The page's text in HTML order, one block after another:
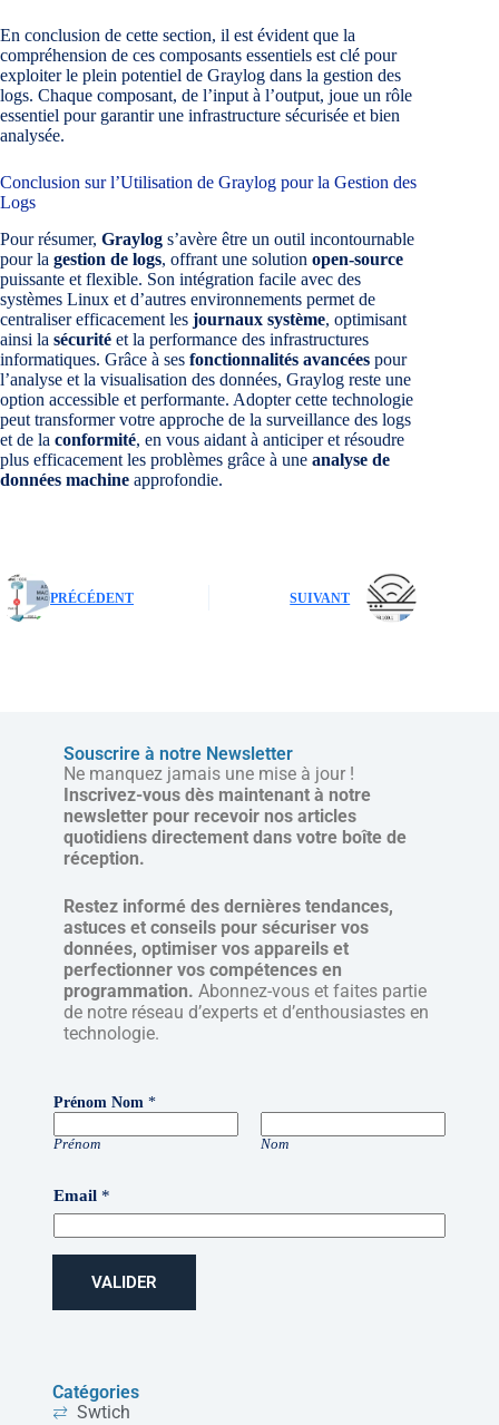
En conclusion de cette section, il est évident que la
compréhension de ces composants essentiels est clé pour
exploiter le plein potentiel de Graylog dans la gestion des
logs. Chaque composant, de l’input à l’output, joue un rôle
essentiel pour garantir une infrastructure sécurisée et bien
analysée.
Conclusion sur l’Utilisation de Graylog pour la Gestion des
Logs
Pour résumer, Graylog s’avère être un outil incontournable
pour la gestion de logs, offrant une solution open-source
puissante et flexible. Son intégration facile avec des
systèmes Linux et d’autres environnements permet de
centraliser efficacement les journaux système, optimisant
ainsi la sécurité et la performance des infrastructures
informatiques. Grâce à ses fonctionnalités avancées pour
l’analyse et la visualisation des données, Graylog reste une
option accessible et performante. Adopter cette technologie
peut transformer votre approche de la surveillance des logs
et de la conformité, en vous aidant à anticiper et résoudre
plus efficacement les problèmes grâce à une analyse de
données machine approfondie.
PRÉCÉDENT SUIVANT
Souscrire à notre Newsletter
Ne manquez jamais une mise à jour !
Inscrivez-vous dès maintenant à notre
newsletter pour recevoir nos articles
quotidiens directement dans votre boîte de
réception.
Restez informé des dernières tendances,
astuces et conseils pour sécuriser vos
données, optimiser vos appareils et
perfectionner vos compétences en
programmation. Abonnez-vous et faites partie
de notre réseau d’experts et d’enthousiastes en
technologie.
Prénom Nom *
Prénom Nom
Email *
VALIDER
Catégories
Swtich